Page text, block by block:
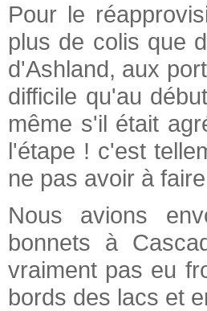
Pour le
plus de colis que
d'Ashland, aux
difficile qu'au
même s'il était
l'étape ! c'est
ne pas avoir à
Nous avions
bonnets à
vraiment pas eu
bords des lacs et